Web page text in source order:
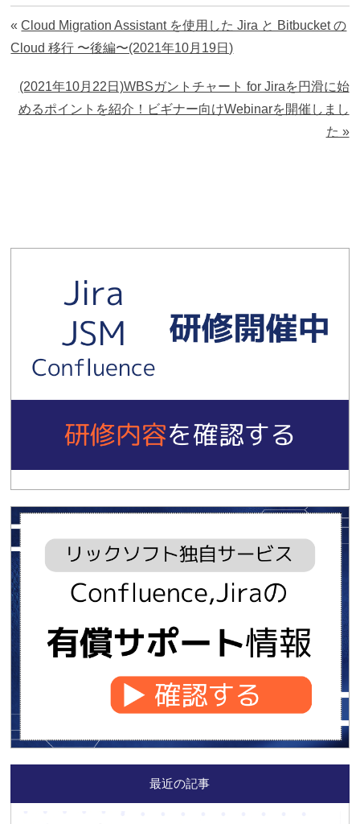
«Cloud Migration Assistant を使用した Jira と Bitbucket の
Cloud 移行 〜後編〜(2021年10月19日)
(2021年10月22日)WBSガントチャート for Jiraを円滑に始
めるポイントを紹介！ビギナー向けWebinarを開催しまし
た »
最近の記事